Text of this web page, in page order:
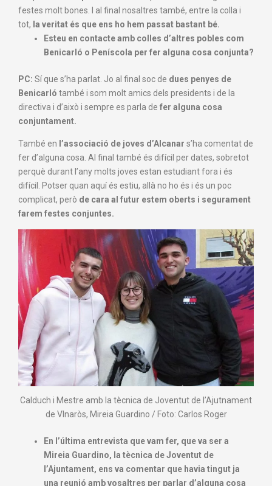
festes molt bones. I al final nosaltres també, entre la colla i
tot, la veritat és que ens ho hem passat bastant bé.
Esteu en contacteamb colles d’altres pobles com
Benicarló o Peníscola per fer alguna cosa conjunta?
PC: Sí que s’ha parlat. Jo al final soc de dues penyes de
Benicarló també i som molt amics dels presidents i de la
directiva i d’això i sempre es parla de fer alguna cosa
conjuntament.
També en l’associació de joves d’Alcanar s’ha comentat de
fer d’alguna cosa. Al final també és difícil per dates, sobretot
perquè durant l’any molts joves estan estudiant fora i és
difícil. Potser quan aquí és estiu, allà no ho és i és un poc
complicat, però de cara al futur estem oberts i segurament
farem festes conjuntes.
Calduch i Mestre amb la tècnica de Joventut de l’Ajutnament
de VInaròs, Mireia Guardino / Foto: Carlos Roger
En l’última entrevista que vam fer, que va ser a
Mireia Guardino, la tècnica de Joventut de
l’Ajuntament, ens va comentar que havia tingut ja
una reunió amb vosaltres per parlar d’alguna cosa